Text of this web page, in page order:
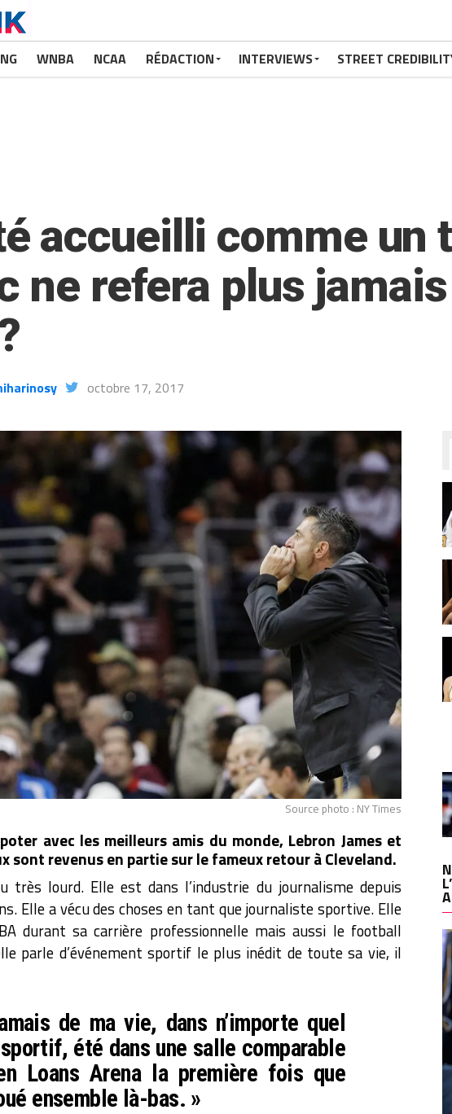
WNBA NCAA RÉDACTION INTERVIEWS STREET
accueilli comme un
ne refera plus jamais
octobre 17, 2017
Source photo : NY Times
avec les meilleurs amis du monde, Lebron James et
sont revenus en partie sur le fameux retour à Cleveland.
très lourd. Elle est dans l’industrie du journalisme depuis
Elle a vécu des choses en tant que journaliste sportive. Elle
durant sa carrière professionnelle mais aussi le football
parle d’événement sportif le plus inédit de toute sa vie, il
de ma vie, dans n’importe quel
été dans une salle comparable
Loans Arena la première fois que
ensemble là-bas. »